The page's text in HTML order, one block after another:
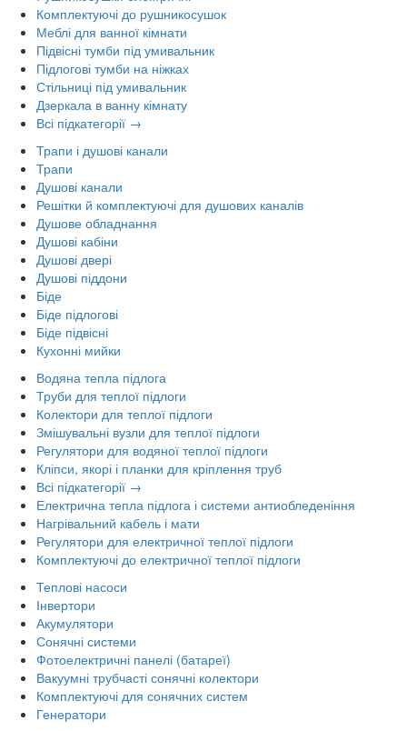
Комплектуючі до рушникосушок
Меблі для ванної кімнати
Підвісні тумби під умивальник
Підлогові тумби на ніжках
Стільниці під умивальник
Дзеркала в ванну кімнату
Всі підкатегорії →
Трапи і душові канали
Трапи
Душові канали
Решітки й комплектуючі для душових каналів
Душове обладнання
Душові кабіни
Душові двері
Душові піддони
Біде
Біде підлогові
Біде підвісні
Кухонні мийки
Водяна тепла підлога
Труби для теплої підлоги
Колектори для теплої підлоги
Змішувальні вузли для теплої підлоги
Регулятори для водяної теплої підлоги
Кліпси, якорі і планки для кріплення труб
Всі підкатегорії →
Електрична тепла підлога і системи антиобледеніння
Нагрівальний кабель і мати
Регулятори для електричної теплої підлоги
Комплектуючі до електричної теплої підлоги
Теплові насоси
Інвертори
Акумулятори
Сонячні системи
Фотоелектричні панелі (батареї)
Вакуумні трубчасті сонячні колектори
Комплектуючі для сонячних систем
Генератори